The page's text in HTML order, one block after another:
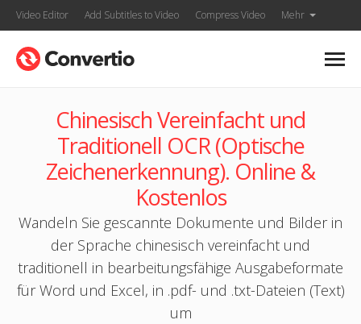
Video Editor Add Subtitles to Video Compress Video Mehr
Chinesisch Vereinfacht und
Traditionell OCR (Optische
Zeichenerkennung). Online &
Kostenlos
Wandeln Sie gescannte Dokumente und Bilder in
der Sprache chinesisch vereinfacht und
traditionell in bearbeitungsfähige Ausgabeformate
für Word und Excel, in .pdf- und .txt-Dateien (Text)
um